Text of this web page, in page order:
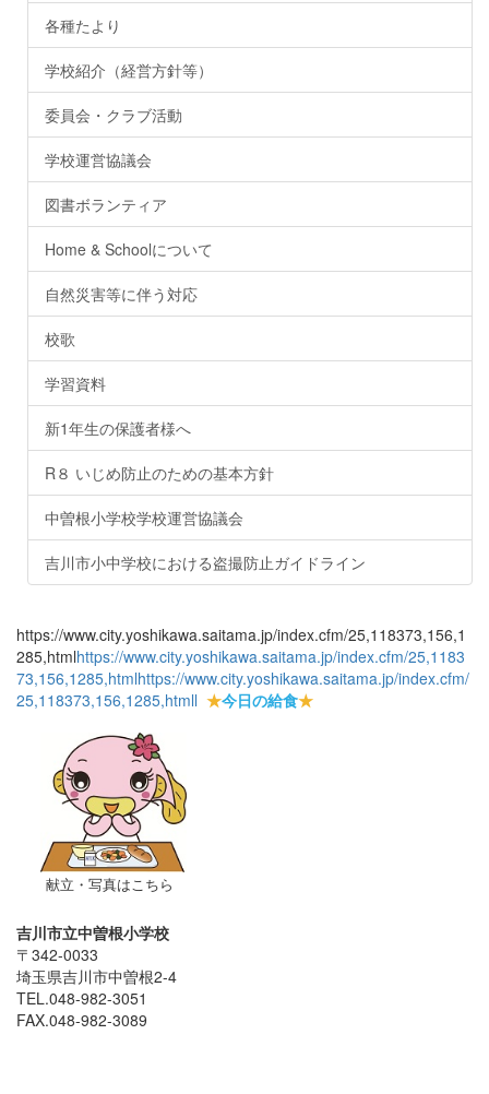
各種たより
学校紹介（経営方針等）
委員会・クラブ活動
学校運営協議会
図書ボランティア
Home & Schoolについて
自然災害等に伴う対応
校歌
学習資料
新1年生の保護者様へ
R８ いじめ防止のための基本方針
中曽根小学校学校運営協議会
吉川市小中学校における盗撮防止ガイドライン
https://www.city.yoshikawa.saitama.jp/index.cfm/25,118373,156,1
285,htmlhttps://www.city.yoshikawa.saitama.jp/index.cfm/25,1183
73,156,1285,htmlhttps://www.city.yoshikawa.saitama.jp/index.cfm/
25,118373,156,1285,htmll ★今日の給食★
献立・写真はこちら
吉川市立中曽根小学校
〒342-0033
埼玉県吉川市中曽根2-4
TEL.048-982-3051
FAX.048-982-3089